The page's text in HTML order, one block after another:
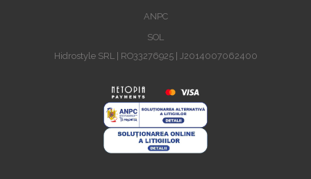
ANPC
SOL
Hidrostyle SRL | RO33276925 | J2014007062400